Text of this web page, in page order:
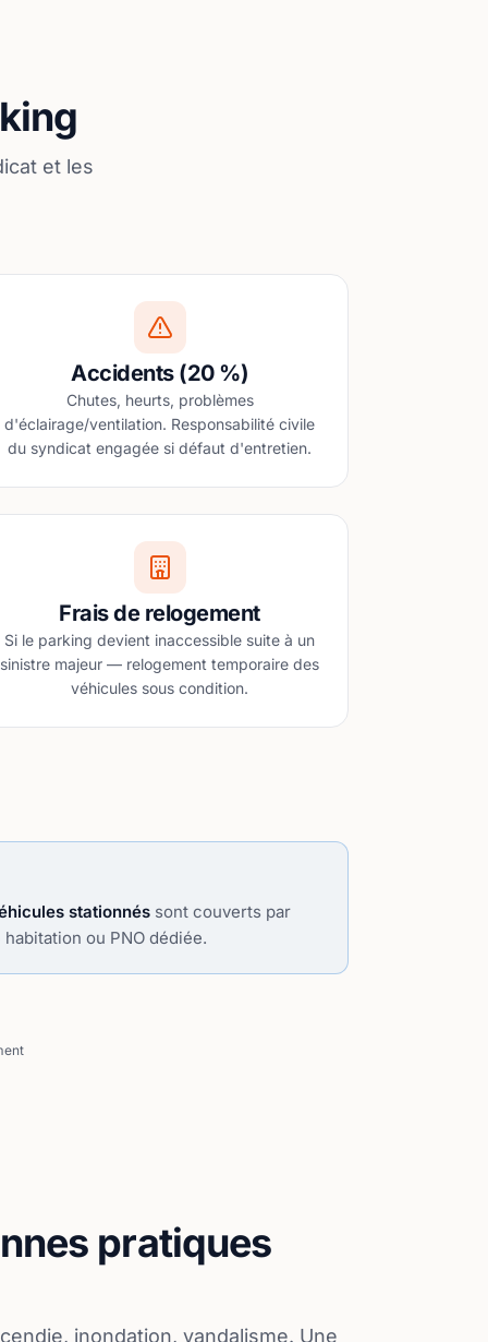
et les
Accidents (20 %)
Chutes, heurts, problèmes
d'éclairage/ventilation. Responsabilité civile
du syndicat engagée si défaut d'entretien.
Frais de relogement
Si le parking devient inaccessible suite à un
sinistre majeur — relogement temporaire des
véhicules sous condition.
stationnés sont couverts par
ou PNO dédiée.
pratiques
inondation, vandalisme. Une